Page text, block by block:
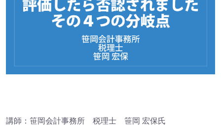
講師：笹岡会計事務所 税理士 笹岡 宏保氏